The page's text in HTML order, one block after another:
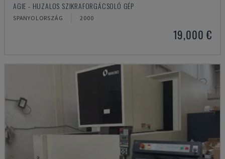
AGIE - HUZALOS SZIKRAFORGÁCSOLÓ GÉP
SPANYOLORSZÁG 2000
19,000 €